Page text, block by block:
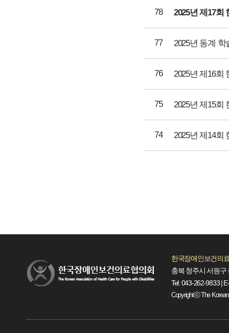
78 2025년 제17회
77
76 2025년 제16회
75 2025년 제15회
74 2025년 제14회
한국장애인보건의
충북 청주시 서원구
Tel: 043-262-9833 |
Copyrightⓒ The Korean